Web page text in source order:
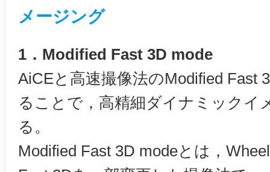
メージング
1．Modified Fast 3D mode
AiCEと高速撮像法のModified Fast
ることで，高精細ダイナミックイ
る。
Modified Fast 3D modeとは，